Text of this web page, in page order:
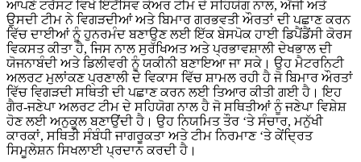
ਆਪਣੇ ਟਰੱਸਟ ਵਿਖੇ ਇੰਟੈਂਸਿਵ ਕੇਅਰ ਟੀਮ ਦੇ ਸਹਿਯੋਗ ਨਾਲ, ਐਂਜੀ ਅਤੇ
ਉਸਦੀ ਟੀਮ ਨੇ ਵਿਗੜਦੀਆਂ ਅਤੇ ਬਿਮਾਰ ਗਰਭਵਤੀ ਔਰਤਾਂ ਦੀ ਪਛਾਣ ਕਰਨ
ਵਿੱਚ ਦਾਈਆਂ ਨੂੰ ਹੁਨਰਮੰਦ ਬਣਾਉਣ ਲਈ ਇੱਕ ਬੇਸਪੋਕ ਹਾਈ ਡਿਪੈਂਡੈਂਸੀ ਕੋਰਸ
ਵਿਕਸਤ ਕੀਤਾ ਹੈ, ਜਿਸ ਨਾਲ ਸੁਰੱਖਿਅਤ ਅਤੇ ਪ੍ਰਭਾਵਸ਼ਾਲੀ ਦੇਖਭਾਲ ਦੀ
ਯੋਜਨਾਬੰਦੀ ਅਤੇ ਡਿਲੀਵਰੀ ਨੂੰ ਯਕੀਨੀ ਬਣਾਇਆ ਜਾ ਸਕੇ। ਉਹ ਮੈਟਰਨਿਟੀ
ਅਲਰਟ ਮੁਲਾਂਕਣ ਪ੍ਰਣਾਲੀ ਦੇ ਵਿਕਾਸ ਵਿੱਚ ਸ਼ਾਮਲ ਰਹੀ ਹੈ ਜੋ ਬਿਮਾਰ ਔਰਤਾਂ
ਵਿੱਚ ਵਿਗੜਦੀ ਸਥਿਤੀ ਦੀ ਪਛਾਣ ਕਰਨ ਲਈ ਤਿਆਰ ਕੀਤੀ ਗਈ ਹੈ। ਇਹ
ਗੈਰ-ਜਣੇਪਾ ਅਲਰਟ ਟੀਮ ਦੇ ਸਹਿਯੋਗ ਨਾਲ ਹੈ ਜੋ ਸਥਿਤੀਆਂ ਨੂੰ ਜਣੇਪਾ ਵਿਸ਼ੇਸ਼
ਹੋਣ ਲਈ ਅਨੁਕੂਲ ਬਣਾਉਂਦੀ ਹੈ। ਉਹ ਨਿਯਮਿਤ ਤੌਰ ‘ਤੇ ਸੰਚਾਰ, ਮਨੁੱਖੀ
ਕਾਰਕਾਂ, ਸਥਿਤੀ ਸੰਬੰਧੀ ਜਾਗਰੂਕਤਾ ਅਤੇ ਟੀਮ ਨਿਰਮਾਣ ‘ਤੇ ਕੇਂਦ੍ਰਿਤ
ਸਿਮੂਲੇਸ਼ਨ ਸਿਖਲਾਈ ਪ੍ਰਦਾਨ ਕਰਦੀ ਹੈ।